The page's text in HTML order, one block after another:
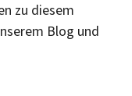
zu diesem
Blog und